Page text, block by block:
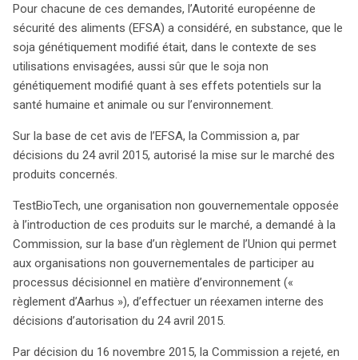
affirmant que toute culture d’OGM intervient dans
l’environnement naturel et que leurs effets sur la santé
humaine s’inscrivent dans un cadre environnemental.
Cette décision souligne l’importance d’une approche
intégrée des questions de santé et d’environnement
dans le cadre des OGM. En annulant le rejet de la
Commission, le Tribunal impose un réexamen de la
demande de TestBioTech, ouvrant ainsi la voie à un
débat plus approfondi sur la sécurité des OGM. La suite
concerne un éventuel pourvoi devant la Cour.
Pour chacune de ces demandes, l’Autorité européenne de
sécurité des aliments (EFSA) a considéré, en substance, que le
soja génétiquement modifié était, dans le contexte de ses
utilisations envisagées, aussi sûr que le soja non
génétiquement modifié quant à ses effets potentiels sur la
santé humaine et animale ou sur l’environnement.
Sur la base de cet avis de l’EFSA, la Commission a, par
décisions du 24 avril 2015, autorisé la mise sur le marché des
produits concernés.
TestBioTech, une organisation non gouvernementale opposée
à l’introduction de ces produits sur le marché, a demandé à la
Commission, sur la base d’un règlement de l’Union qui permet
aux organisations non gouvernementales de participer au
processus décisionnel en matière d’environnement («
règlement d’Aarhus »), d’effectuer un réexamen interne des
décisions d’autorisation du 24 avril 2015.
Par décision du 16 novembre 2015, la Commission a rejeté, en